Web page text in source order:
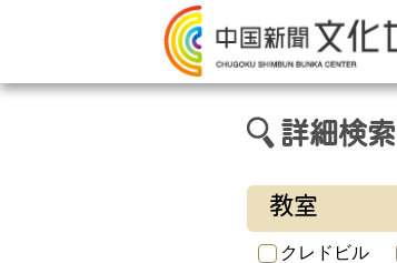
詳細検索
教室
クレドビル